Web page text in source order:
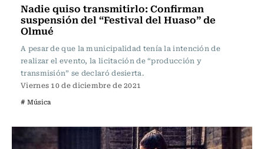
Nadie quiso transmitirlo: Confirman
suspensión del “Festival del Huaso” de
Olmué
A pesar de que la municipalidad tenía la intención de
realizar el evento, la licitación de “producción y
transmisión” se declaró desierta.
Viernes 10 de diciembre de 2021
# Música